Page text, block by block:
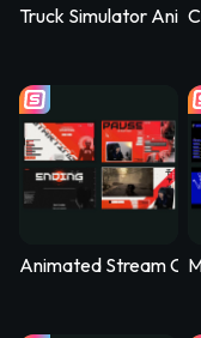
Truck Simulator
Animated Stream